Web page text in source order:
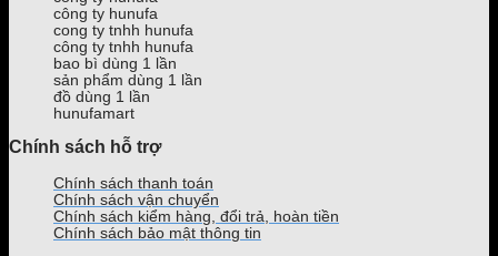
công ty hunufa
cong ty tnhh hunufa
công ty tnhh hunufa
bao bì dùng 1 lần
sản phẩm dùng 1 lần
đồ dùng 1 lần
hunufamart
Chính sách hỗ trợ
Chính sách thanh toán
Chính sách vận chuyển
Chính sách kiểm hàng, đổi trả, hoàn tiền
Chính sách bảo mật thông tin